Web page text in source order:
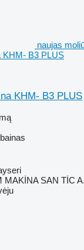
naujas
KHM- B3 PLUS
KHM- B3 PLUS
MAKİNA SAN TİC